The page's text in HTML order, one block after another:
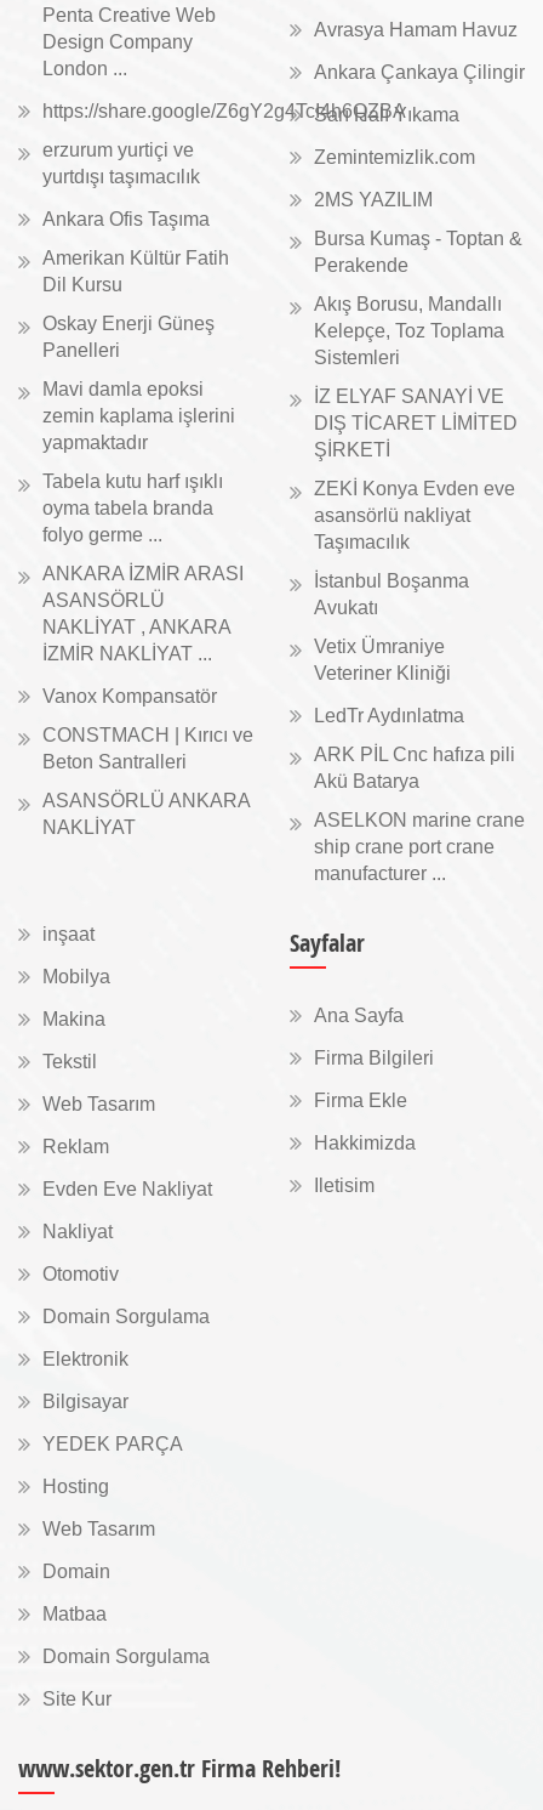
Penta Creative Web
Design Company
London ...
https://share.google/Z6gY2g4TcI4h6QZBA
erzurum yurtiçi ve
yurtdışı taşımacılık
Ankara Ofis Taşıma
Amerikan Kültür Fatih
Dil Kursu
Oskay Enerji Güneş
Panelleri
Mavi damla epoksi
zemin kaplama işlerini
yapmaktadır
Tabela kutu harf ışıklı
oyma tabela branda
folyo germe ...
ANKARA İZMİR ARASI
ASANSÖRLÜ
NAKLİYAT , ANKARA
İZMİR NAKLİYAT ...
Vanox Kompansatör
CONSTMACH | Kırıcı ve
Beton Santralleri
ASANSÖRLÜ ANKARA
NAKLİYAT
Avrasya Hamam Havuz
Ankara Çankaya Çilingir
Sarı Halı Yıkama
Zemintemizlik.com
2MS YAZILIM
Bursa Kumaş - Toptan &
Perakende
Akış Borusu, Mandallı
Kelepçe, Toz Toplama
Sistemleri
İZ ELYAF SANAYİ VE
DIŞ TİCARET LİMİTED
ŞİRKETİ
ZEKİ Konya Evden eve
asansörlü nakliyat
Taşımacılık
İstanbul Boşanma
Avukatı
Vetix Ümraniye
Veteriner Kliniği
LedTr Aydınlatma
ARK PİL Cnc hafıza pili
Akü Batarya
ASELKON marine crane
ship crane port crane
manufacturer ...
inşaat
Mobilya
Makina
Tekstil
Web Tasarım
Reklam
Evden Eve Nakliyat
Nakliyat
Otomotiv
Domain Sorgulama
Elektronik
Bilgisayar
YEDEK PARÇA
Hosting
Web Tasarım
Domain
Matbaa
Domain Sorgulama
Site Kur
Sayfalar
Ana Sayfa
Firma Bilgileri
Firma Ekle
Hakkimizda
Iletisim
www.sektor.gen.tr Firma Rehberi!